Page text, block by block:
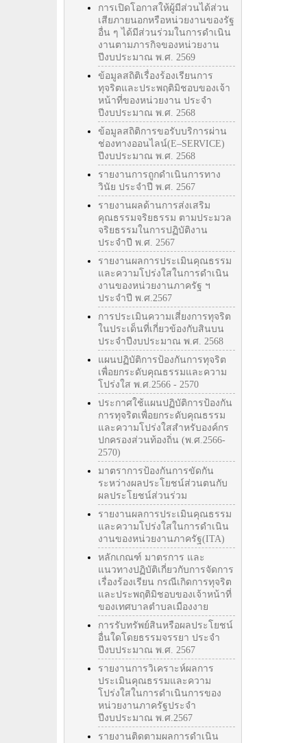
การเปิดโอกาสให้ผู้มีส่วนได้ส่วน
เสียภายนอกหรือหน่วยงานของรัฐ
อื่น ๆ ได้มีส่วนร่วมในการดำเนิน
งานตามภารกิจของหน่วยงาน
ปีงบประมาณ พ.ศ. 2569
ข้อมูลสถิติเรื่องร้องเรียนการ
ทุจริตและประพฤติมิชอบของเจ้า
หน้าที่ของหน่วยงาน ประจำ
ปีงบประมาณ พ.ศ. 2568
ข้อมูลสถิติการขอรับบริการผ่าน
ช่องทางออนไลน์(E–SERVICE)
ปีงบประมาณ พ.ศ. 2568
รายงานการถูกดำเนินการทาง
วินัย ประจำปี พ.ศ. 2567
รายงานผลด้านการส่งเสริม
คุณธรรมจริยธรรม ตามประมวล
จริยธรรมในการปฏิบัติงาน
ประจำปี พ.ศ. 2567
รายงานผลการประเมินคุณธรรม
และความโปร่งใสในการดำเนิน
งานของหน่วยงานภาครัฐ ฯ
ประจำปี พ.ศ.2567
การประเมินความเสี่ยงการทุจริต
ในประเด็นที่เกี่ยวข้องกับสินบน
ประจำปีงบประมาณ พ.ศ. 2568
แผนปฏิบัติการป้องกันการทุจริต
เพื่อยกระดับคุณธรรมและความ
โปร่งใส พ.ศ.2566 - 2570
ประกาศใช้แผนปฏิบัติการป้องกัน
การทุจริตเพื่อยกระดับคุณธรรม
และความโปร่งใสสำหรับองค์กร
ปกครองส่วนท้องถิ่น (พ.ศ.2566-
2570)
มาตราการป้องกันการขัดกัน
ระหว่างผลประโยชน์ส่วนตนกับ
ผลประโยชน์ส่วนร่วม
รายงานผลการประเมินคุณธรรม
และความโปร่งใสในการดำเนิน
งานของหน่วยงานภาครัฐ(ITA)
หลักเกณฑ์ มาตรการ และ
แนวทางปฏิบัติเกี่ยวกับการจัดการ
เรื่องร้องเรียน กรณีเกิดการทุจริต
และประพฤติมิชอบของเจ้าหน้าที่
ของเทศบาลตำบลเมืองงาย
การรับทรัพย์สินหรือผลประโยชน์
อื่นใดโดยธรรมจรรยา ประจำ
ปีงบประมาณ พ.ศ. 2567
รายงานการวิเคราะห์ผลการ
ประเมินคุณธรรมและความ
โปร่งใสในการดำเนินการของ
หน่วยงานภาครัฐประจำ
ปีงบประมาณ พ.ศ.2567
รายงานติดตามผลการดำเนิน